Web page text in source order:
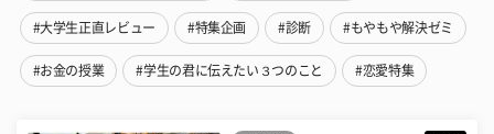
#大学生正直レビュー #特集企画 #診断 #もやもや解決ゼミ
#お金の授業 #学生の君に伝えたい３つのこと #恋愛特集